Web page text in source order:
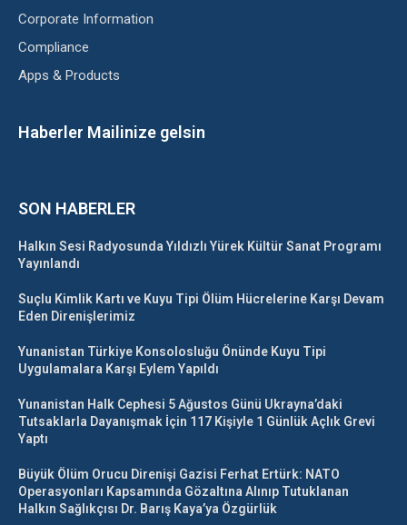
Corporate Information
Compliance
Apps & Products
Haberler Mailinize gelsin
SON HABERLER
Halkın Sesi Radyosunda Yıldızlı Yürek Kültür Sanat Programı
Yayınlandı
Suçlu Kimlik Kartı ve Kuyu Tipi Ölüm Hücrelerine Karşı Devam
Eden Direnişlerimiz
Yunanistan Türkiye Konsolosluğu Önünde Kuyu Tipi
Uygulamalara Karşı Eylem Yapıldı
Yunanistan Halk Cephesi 5 Ağustos Günü Ukrayna’daki
Tutsaklarla Dayanışmak İçin 117 Kişiyle 1 Günlük Açlık Grevi
Yaptı
Büyük Ölüm Orucu Direnişi Gazisi Ferhat Ertürk: NATO
Operasyonları Kapsamında Gözaltına Alınıp Tutuklanan
Halkın Sağlıkçısı Dr. Barış Kaya’ya Özgürlük